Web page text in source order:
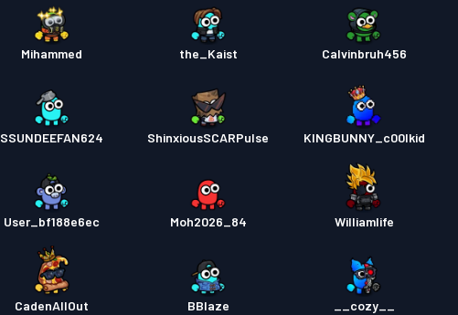
Mihammed the_Kaist Calvinbruh456
SSUNDEEFAN624 ShinxiousSCARPulse KINGBUNNY_c00lkid
User_bf188e6ec Moh2026_84 Williamlife
CadenAllOut BBlaze __cozy__